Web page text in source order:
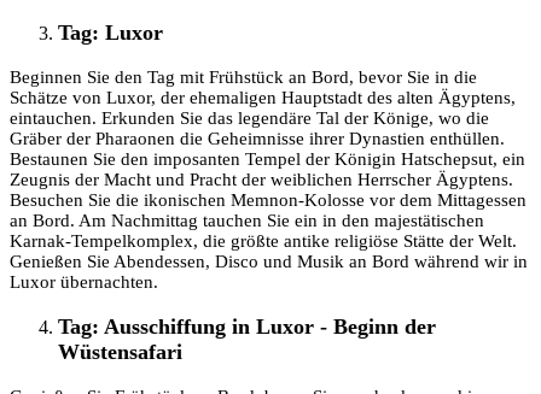
Tag: Luxor
Beginnen Sie den Tag mit Frühstück an Bord, bevor Sie in die
Schätze von Luxor, der ehemaligen Hauptstadt des alten Ägyptens,
eintauchen. Erkunden Sie das legendäre Tal der Könige, wo die
Gräber der Pharaonen die Geheimnisse ihrer Dynastien enthüllen.
Bestaunen Sie den imposanten Tempel der Königin Hatschepsut, ein
Zeugnis der Macht und Pracht der weiblichen Herrscher Ägyptens.
Besuchen Sie die ikonischen Memnon-Kolosse vor dem Mittagessen
an Bord. Am Nachmittag tauchen Sie ein in den majestätischen
Karnak-Tempelkomplex, die größte antike religiöse Stätte der Welt.
Genießen Sie Abendessen, Disco und Musik an Bord während wir in
Luxor übernachten.
Tag: Ausschiffung in Luxor - Beginn der
Wüstensafari